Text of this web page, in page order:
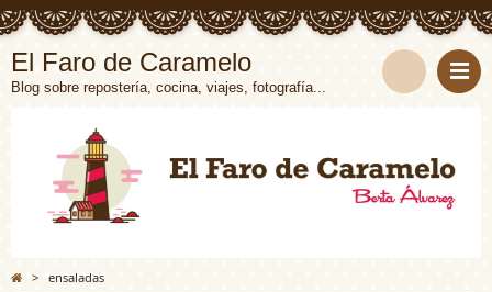
El Faro de Caramelo
Blog sobre repostería, cocina, viajes, fotografía...
> ensaladas